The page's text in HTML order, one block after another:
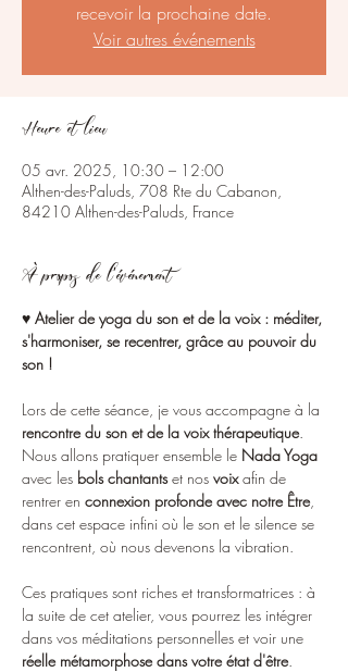
recevoir la prochaine date.
Voir autres événements
Heure et lieu
05 avr. 2025, 10:30 – 12:00
Althen-des-Paluds, 708 Rte du Cabanon,
84210 Althen-des-Paluds, France
À propos de l'événement
♥ Atelier de yoga du son et de la voix : méditer,
s'harmoniser, se recentrer, grâce au pouvoir du
son !
Lors de cette séance, je vous accompagne à la
rencontre du son et de la voix thérapeutique.
Nous allons pratiquer ensemble le Nada Yoga
avec les bols chantants et nos voix afin de
rentrer en connexion profonde avec notre Être,
dans cet espace infini où le son et le silence se
rencontrent, où nous devenons la vibration.
Ces pratiques sont riches et transformatrices : à
la suite de cet atelier, vous pourrez les intégrer
dans vos méditations personnelles et voir une
réelle métamorphose dans votre état d'être.